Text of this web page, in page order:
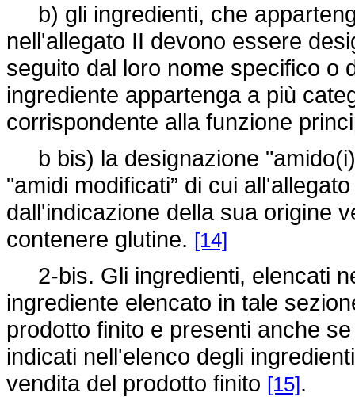
b) gli ingredienti, che
nell'allegato II devono essere
seguito dal loro nome specifico o
ingrediente appartenga a più
corrispondente alla funzione
b bis) la designazione
"amidi modificati” di cui
dall'indicazione della sua origine
contenere glutine. [14]
2-bis. Gli ingredienti, elencati
ingrediente elencato in tale
prodotto finito e presenti anche
indicati nell'elenco degli
vendita del prodotto finito [15].